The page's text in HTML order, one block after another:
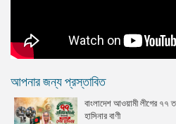
আপনার জন্য প্রস্তাবিত
বাংলাদেশ আওয়ামী লীগের ৭৭
হাসিনার বাণী